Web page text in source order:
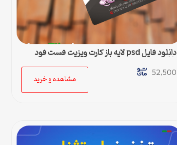
دانلود فایل psd لایه باز کارت ویزیت فست فود
52,500
مشاهده و خرید